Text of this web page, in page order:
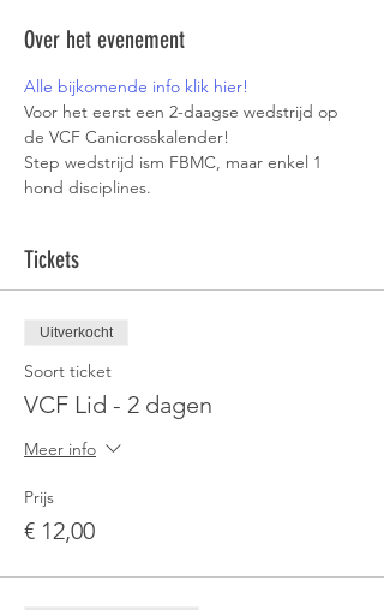
Over het evenement
Alle bijkomende info klik hier!
Voor het eerst een 2-daagse wedstrijd op
de VCF Canicrosskalender!
Step wedstrijd ism FBMC, maar enkel 1
hond disciplines.
Tickets
Uitverkocht
Soort ticket
VCF Lid - 2 dagen
Meer info
Prijs
€ 12,00